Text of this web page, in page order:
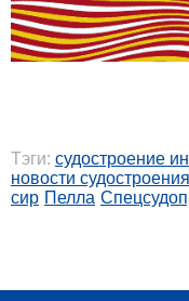
Тэги: судостроение
новости судостроения
сир Пелла